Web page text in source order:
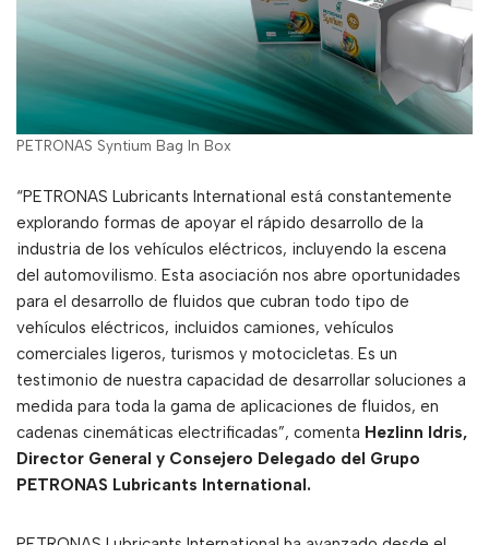
PETRONAS Syntium Bag In Box
“PETRONAS Lubricants International está constantemente
explorando formas de apoyar el rápido desarrollo de la
industria de los vehículos eléctricos, incluyendo la escena
del automovilismo. Esta asociación nos abre oportunidades
para el desarrollo de fluidos que cubran todo tipo de
vehículos eléctricos, incluidos camiones, vehículos
comerciales ligeros, turismos y motocicletas. Es un
testimonio de nuestra capacidad de desarrollar soluciones a
medida para toda la gama de aplicaciones de fluidos, en
cadenas cinemáticas electrificadas”, comenta Hezlinn Idris,
Director General y Consejero Delegado del Grupo
PETRONAS Lubricants International.